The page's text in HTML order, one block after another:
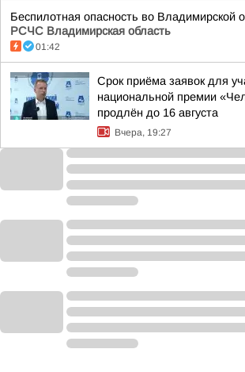
Беспилотная опасность во Владимирской
РСЧС Владимирская область
01:42
Срок приёма заявок для
национальной премии
продлён до 16 августа
Вчера, 19:27